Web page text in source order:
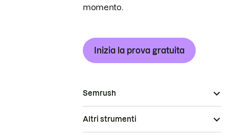
momento.
Inizia la prova gratuita
Semrush
Altri strumenti